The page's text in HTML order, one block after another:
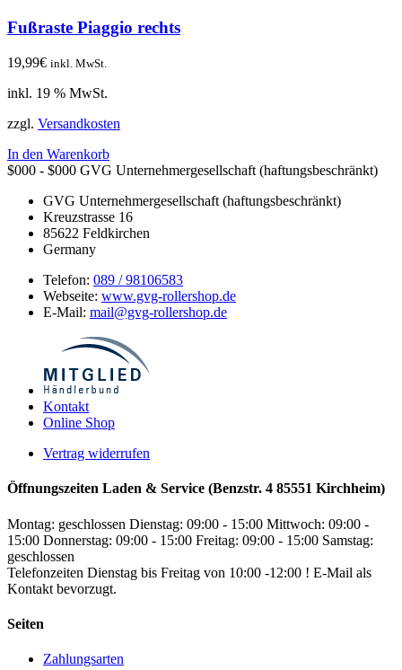
Fußraste Piaggio rechts
19,99€ inkl. MwSt.
inkl. 19 % MwSt.
zzgl. Versandkosten
In den Warenkorb
$000 - $000 GVG Unternehmergesellschaft (haftungsbeschränkt)
GVG Unternehmergesellschaft (haftungsbeschränkt)
Kreuzstrasse 16
85622 Feldkirchen
Germany
Telefon: 089 / 98106583
Webseite: www.gvg-rollershop.de
E-Mail: mail@gvg-rollershop.de
Kontakt
Online Shop
Vertrag widerrufen
Öffnungszeiten Laden & Service (Benzstr. 4 85551 Kirchheim)
Montag: geschlossen Dienstag: 09:00 - 15:00 Mittwoch: 09:00 -
15:00 Donnerstag: 09:00 - 15:00 Freitag: 09:00 - 15:00 Samstag:
geschlossen
Telefonzeiten Dienstag bis Freitag von 10:00 -12:00 ! E-Mail als
Kontakt bevorzugt.
Seiten
Zahlungsarten